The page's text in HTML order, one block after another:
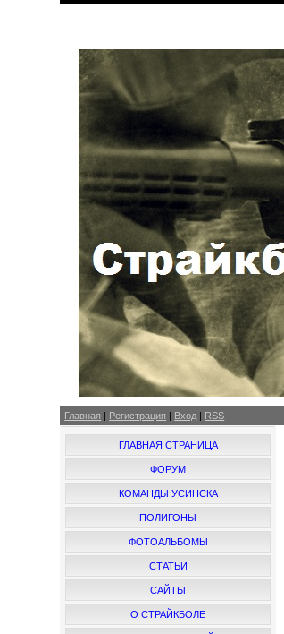
Главная | Регистрация | Вход | RSS
ГЛАВНАЯ СТРАНИЦА
ФОРУМ
КОМАНДЫ УСИНСКА
ПОЛИГОНЫ
ФОТОАЛЬБОМЫ
СТАТЬИ
САЙТЫ
О СТРАЙКБОЛЕ